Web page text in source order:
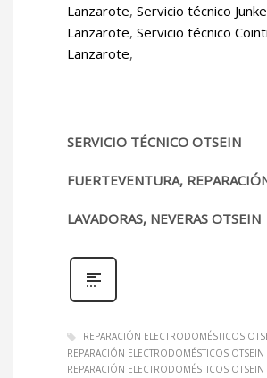
Lanzarote, Servicio técnico
Lanzarote, Servicio técnico
Lanzarote,
SERVICIO TÉCNICO OTSEIN
FUERTEVENTURA,
LAVADORAS, NEVERAS OTSEIN
REPARACIÓN ELECTRODOMÉSTICOS
REPARACIÓN ELECTRODOMÉSTICOS OTSEIN
REPARACIÓN ELECTRODOMÉSTICOS OTSEIN